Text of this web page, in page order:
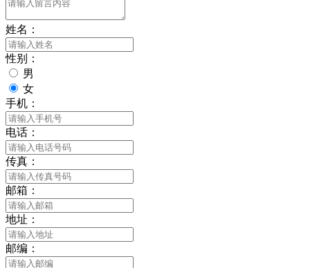
姓名：
性别：
男
女
手机：
电话：
传真：
邮箱：
地址：
邮编：